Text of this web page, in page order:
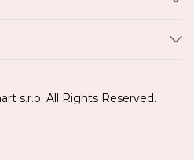
s.r.o. All Rights Reserved.